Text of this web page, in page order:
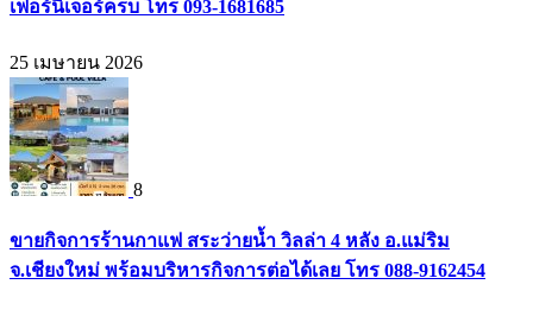
เฟอร์นิเจอร์ครบ โทร 093-1681685
25 เมษายน 2026
8
ขายกิจการร้านกาแฟ สระว่ายน้ำ วิลล่า 4 หลัง อ.แม่ริม
จ.เชียงใหม่ พร้อมบริหารกิจการต่อได้เลย โทร 088-9162454